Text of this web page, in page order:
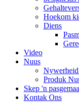
Hoekom
Diens
Video
Nuus
Produk
Skep 'n
Kontak Ons